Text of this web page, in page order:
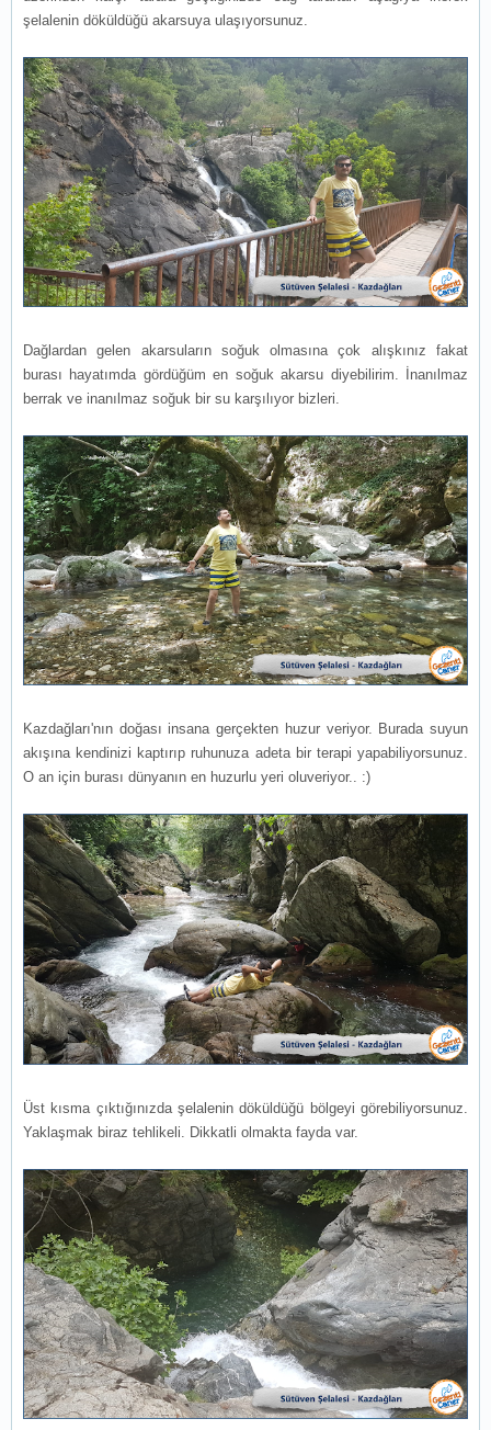
şelalenin döküldüğü akarsuya ulaşıyorsunuz.
Dağlardan gelen akarsuların soğuk olmasına çok alışkınız fakat
burası hayatımda gördüğüm en soğuk akarsu diyebilirim. İnanılmaz
berrak ve inanılmaz soğuk bir su karşılıyor bizleri.
Kazdağları'nın doğası insana gerçekten huzur veriyor. Burada suyun
akışına kendinizi kaptırıp ruhunuza adeta bir terapi yapabiliyorsunuz.
O an için burası dünyanın en huzurlu yeri oluveriyor.. :)
Üst kısma çıktığınızda şelalenin döküldüğü bölgeyi görebiliyorsunuz.
Yaklaşmak biraz tehlikeli. Dikkatli olmakta fayda var.